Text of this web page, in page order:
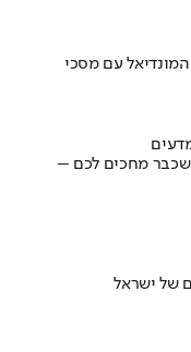
שכבר מחכים לכם –
של ישראל